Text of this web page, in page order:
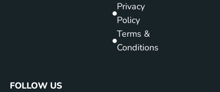
Privacy
Policy
Terms &
Conditions
FOLLOW US